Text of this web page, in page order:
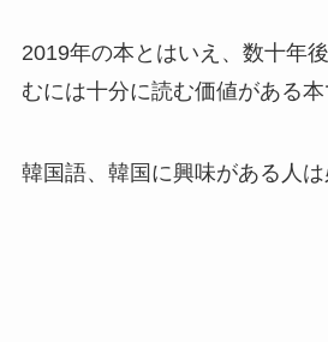
2019年の本とはいえ、数十年
むには十分に読む価値がある本
韓国語、韓国に興味がある人